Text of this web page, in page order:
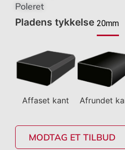
Poleret
Pladens tykkelse 20mm
Affaset kant Afrundet
MODTAG ET TILBUD